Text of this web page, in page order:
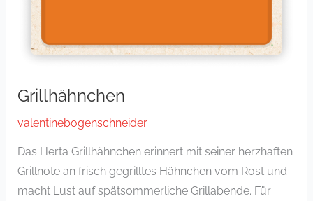
Grillhähnchen
valentinebogenschneider
Das Herta Grillhähnchen erinnert mit seiner herzhaften
Grillnote an frisch gegrilltes Hähnchen vom Rost und
macht Lust auf spätsommerliche Grillabende. Für